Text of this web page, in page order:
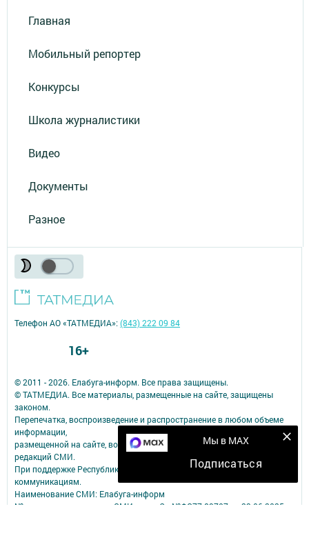
Главная
Мобильный репортер
Конкурсы
Школа журналистики
Видео
Документы
Разное
Мы в MAX
Подписаться
© 2011 - 2026. Елабуга-информ. Все права защищены.
© ТАТМЕДИА. Все материалы, размещенные на сайте, защищены
законом.
Перепечатка, воспроизведение и распространение в любом объеме
информации,
размещенной на сайте, возможна только с письменного согласия
редакций СМИ.
При поддержке Республиканского агентства по печати и массовым
коммуникациям.
Наименование СМИ: Елабуга-информ
№ записи о регистрации СМИ, дата: Эл №ФС77-89707 от 23.06.2025
Телефон АО «ТАТМЕДИА»:(843) 222 09 84
16+